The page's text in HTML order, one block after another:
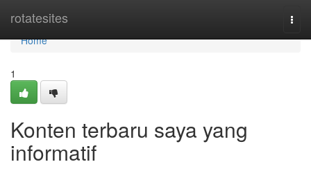
rotatesites
Home
Home
1
Konten terbaru saya yang
informatif